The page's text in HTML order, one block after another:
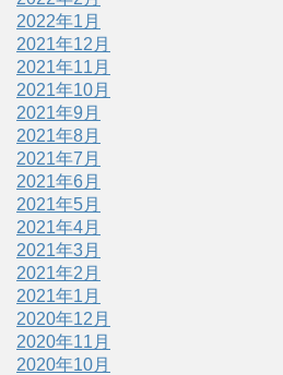
2022年1月
2021年12月
2021年11月
2021年10月
2021年9月
2021年8月
2021年7月
2021年6月
2021年5月
2021年4月
2021年3月
2021年2月
2021年1月
2020年12月
2020年11月
2020年10月